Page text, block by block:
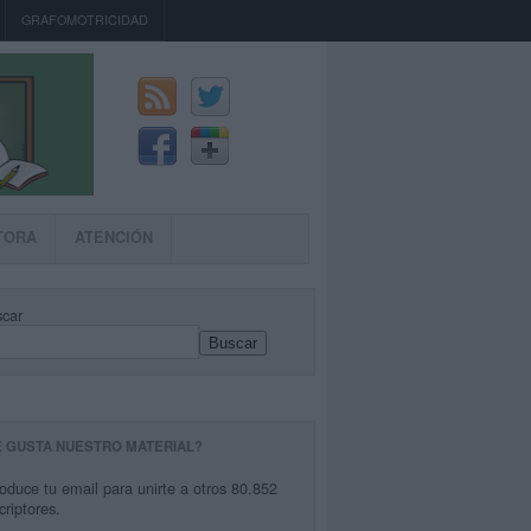
GRAFOMOTRICIDAD
ATENCIÓN
Buscar
GUSTA NUESTRO MATERIAL?
tu email para unirte a otros 80.852